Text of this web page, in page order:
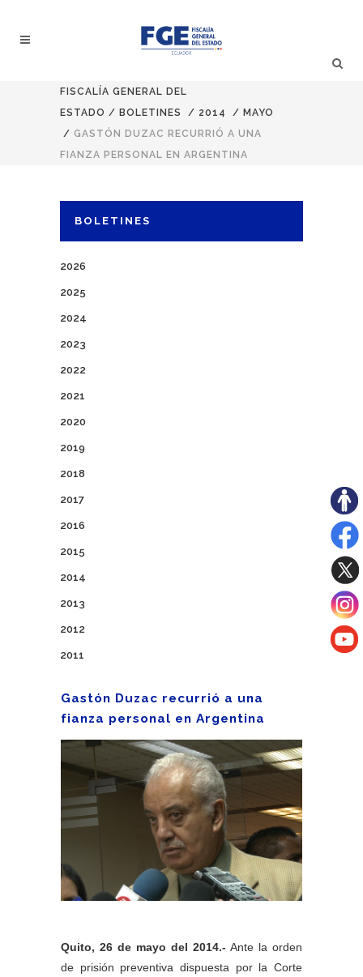
FISCALÍA GENERAL DEL
ESTADO / BOLETINES / 2014 / MAYO
/ GASTÓN DUZAC RECURRIÓ A UNA
FIANZA PERSONAL EN ARGENTINA
BOLETINES
2026
2025
2024
2023
2022
2021
2020
2019
2018
2017
2016
2015
2014
2013
2012
2011
Gastón Duzac recurrió a una
fianza personal en Argentina
Quito, 26 de mayo del 2014.- Ante la orden
de prisión preventiva dispuesta por la Corte